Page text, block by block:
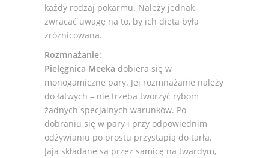
każdy rodzaj pokarmu. Należy jednak
zwracać uwagę na to, by ich dieta była
zróżnicowana.
Rozmnażanie:
Pielęgnica Meeka dobiera się w
monogamiczne pary. Jej rozmnażanie należy
do łatwych – nie trzeba tworzyć rybom
żadnych specjalnych warunków. Po
dobraniu się w pary i przy odpowiednim
odżywianiu po prostu przystąpią do tarła.
Jaja składane są przez samicę na twardym,